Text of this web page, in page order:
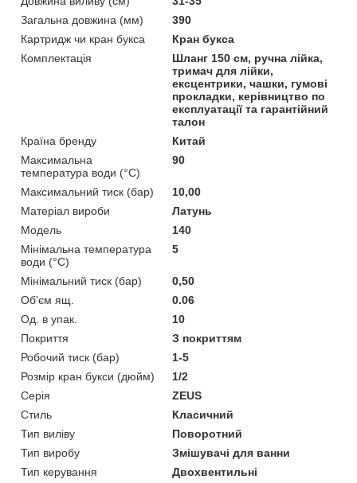
Загальна довжина (мм)
390
Картридж чи кран букса
Кран букса
Комплектація
Шланг 150 см, ручна лійка,
тримач для лійки,
ексцентрики, чашки, гумові
прокладки, керівництво по
експлуатації та гарантійний
талон
Країна бренду
Китай
Максимальна
температура води (°C)
90
Максимальний тиск (бар)
10,00
Матеріал вироби
Латунь
Мoдель
140
Мінімальна температура
води (°C)
5
Мінімальний тиск (бар)
0,50
Об'єм ящ.
0.06
Од. в упак.
10
Покриття
З покриттям
Робочий тиск (бар)
1-5
Розмір кран букси (дюйм)
1/2
Серія
ZEUS
Стиль
Класичний
Тип виліву
Поворотний
Тип виробу
Змішувачі для ванни
Тип керування
Двохвентильні